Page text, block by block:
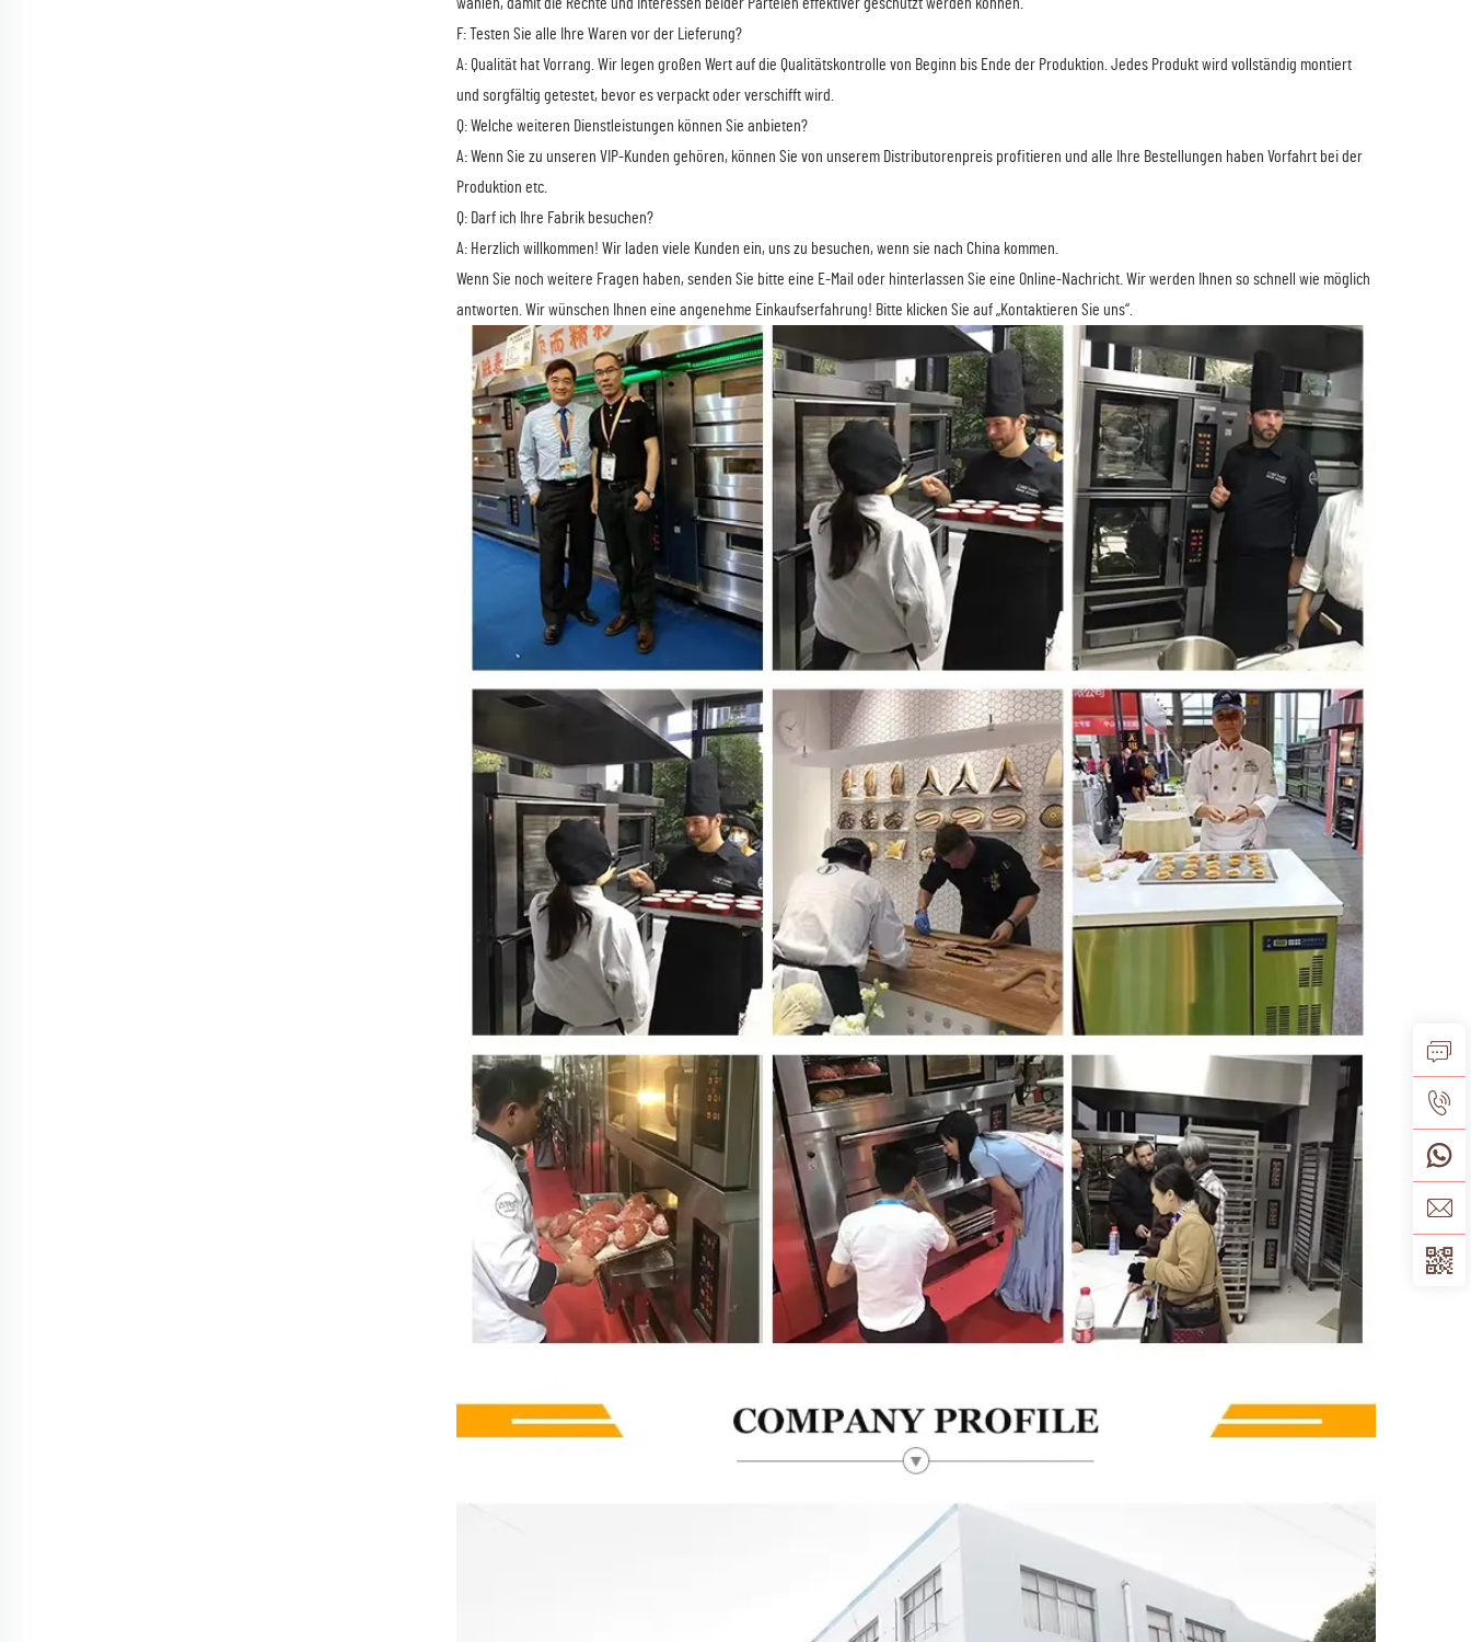
F: Testen Sie alle Ihre Waren vor der Lieferung?
A: Qualität hat Vorrang. Wir legen großen Wert auf die Qualitätskontrolle von Beginn bis Ende der Produktion. Jedes Produkt wird vollständig montiert
und sorgfältig getestet, bevor es verpackt oder verschifft wird.
Q: Welche weiteren Dienstleistungen können Sie anbieten?
A: Wenn Sie zu unseren VIP-Kunden gehören, können Sie von unserem Distributorenpreis profitieren und alle Ihre Bestellungen haben Vorfahrt bei der
Produktion etc.
Q: Darf ich Ihre Fabrik besuchen?
A: Herzlich willkommen! Wir laden viele Kunden ein, uns zu besuchen, wenn sie nach China kommen.
Wenn Sie noch weitere Fragen haben, senden Sie bitte eine E-Mail oder hinterlassen Sie eine Online-Nachricht. Wir werden Ihnen so schnell wie möglich
antworten. Wir wünschen Ihnen eine angenehme Einkaufserfahrung! Bitte klicken Sie auf „Kontaktieren Sie uns“.